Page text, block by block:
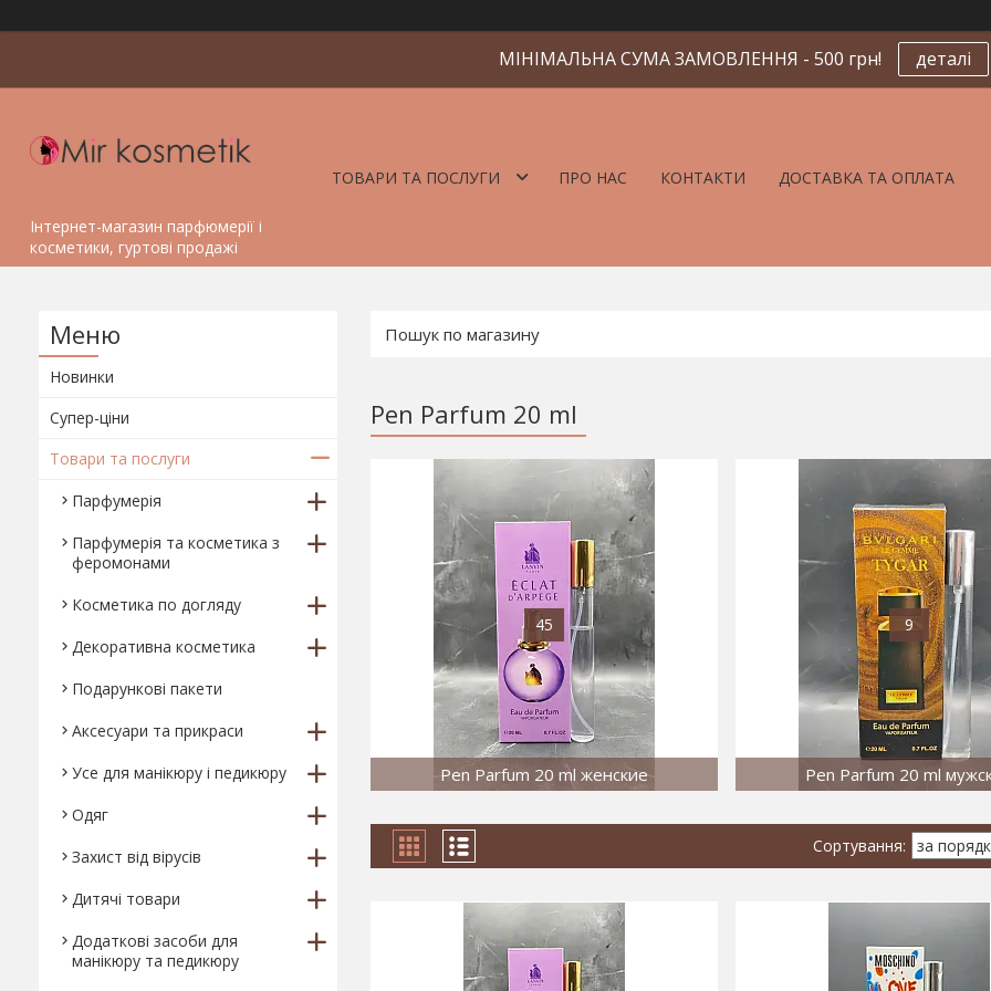
МІНІМАЛЬНА СУМА ЗАМОВЛЕННЯ - 500 грн! деталі
Інтернет-магазин парфюмерії і
косметики, гуртові продажі
ТОВАРИ ТА ПОСЛУГИ ПРО НАС КОНТАКТИ ДОСТАВКА ТА ОПЛАТА
Pen Parfum 20 ml
45
Pen Parfum 20 ml женские
9
Pen Parfum 20 ml
Новинки
Супер-ціни
Товари та послуги
Парфумерія
Парфумерія та косметика з
феромонами
Косметика по догляду
Декоративна косметика
Подарункові пакети
Аксесуари та прикраси
Усе для манікюру і педикюру
Одяг
Захист від вірусів
Дитячі товари
Додаткові засоби для
манікюру та педикюру